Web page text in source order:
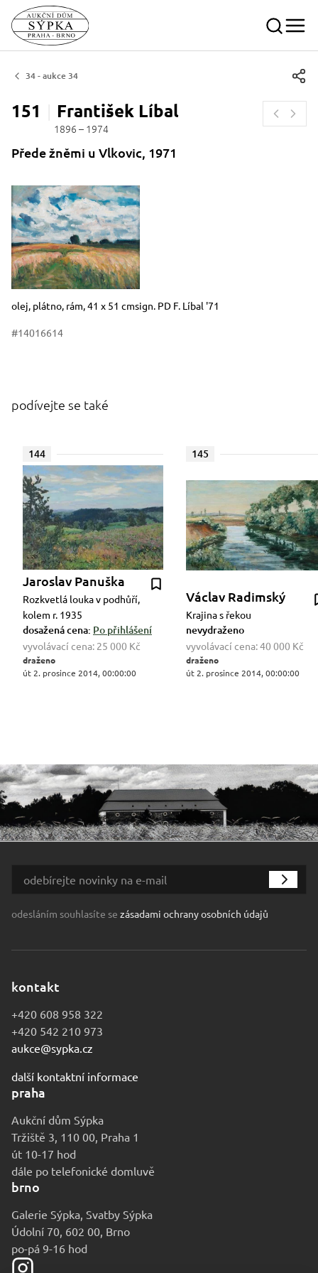
34 - aukce 34
151 František Líbal
1896 – 1974
Přede žněmi u Vlkovic, 1971
Rozměry
Stručný popis předmětu
olej, plátno, rám, 41 x 51 cmsign. PD F. Líbal '71
#14016614
podívejte se také
144
Jaroslav Panuška
Rozkvetlá louka v podhůří,
kolem r. 1935
dosažená cena: Po přihlášení
vyvolávací cena: 25 000 Kč
draženo
út 2. prosince 2014, 00:00:00
145
Václav Radimský
Krajina s řekou
nevydraženo
vyvolávací cena:40 000 Kč
draženo
út 2. prosince 2014, 00:00:00
odesláním souhlasíte se zásadami ochrany osobních údajů
kontakt
+420 608 958 322
+420 542 210 973
aukce@sypka.cz
další kontaktní informace
praha
Aukční dům Sýpka
Tržiště 3, 110 00, Praha 1
út 10-17 hod
dále po telefonické domluvě
brno
Galerie Sýpka, Svatby Sýpka
Údolní 70, 602 00, Brno
po-pá 9-16 hod